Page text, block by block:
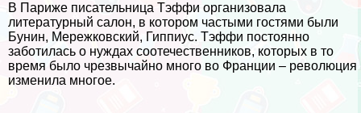
В Париже писательница Тэффи организовала
литературный салон, в котором частыми гостями были
Бунин, Мережковский, Гиппиус. Тэффи постоянно
заботилась о нуждах соотечественников, которых в то
время было чрезвычайно много во Франции – революция
изменила многое.